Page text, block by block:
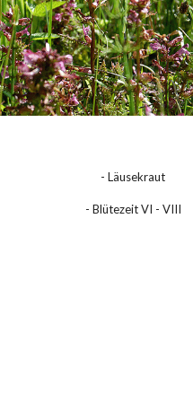
- Läusekraut
- Blütezeit VI - VIII